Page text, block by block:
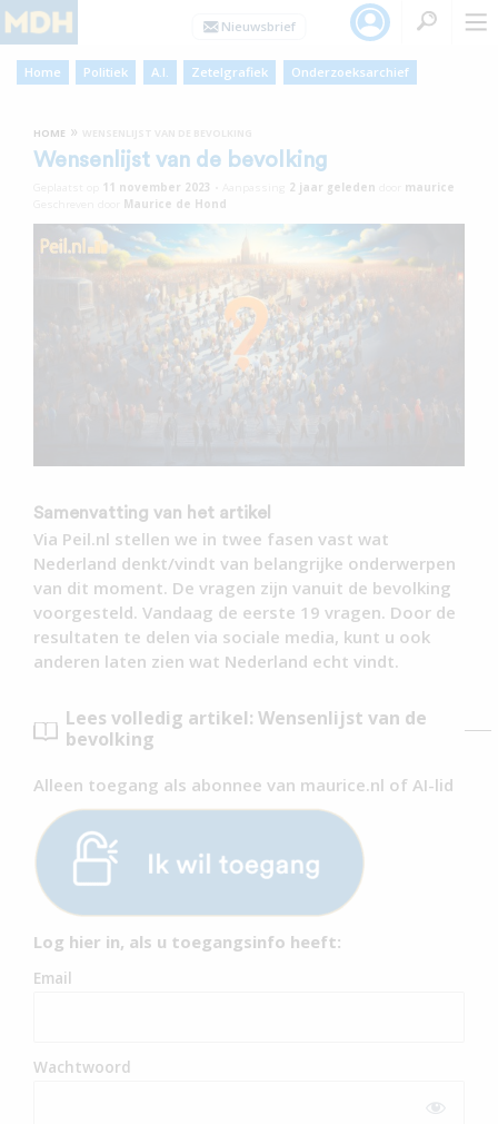
Home Politiek A.I. Zetelgrafiek Onderzoeksarchief
HOME »
Wensenlijst van de bevolking
11 november 2023 2 jaar geleden
maurice
Maurice de Hond
Samenvatting van het artikel
Via Peil.nl stellen we in twee fasen vast wat
Nederland denkt/vindt van belangrijke onderwerpen
van dit moment. De vragen zijn vanuit de bevolking
voorgesteld. Vandaag de eerste 19 vragen. Door de
resultaten te delen via sociale media, kunt u ook
anderen laten zien wat Nederland echt vindt.
Lees volledig artikel: Wensenlijst van de
bevolking
Alleen toegang als abonnee van maurice.nl of AI-lid
Log hier in, als u toegangsinfo heeft:
Email
Wachtwoord